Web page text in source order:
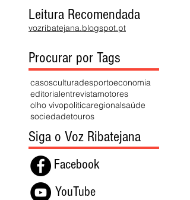
Leitura Recomendada
vozribatejana.blogspot.pt
Procurar por Tags
casosculturadesportoeconomia
editorialentrevistamotores
olho vivopolíticaregionalsaúde
sociedadetouros
Siga o Voz Ribatejana
Facebook
YouTube